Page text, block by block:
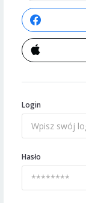
Login
Hasło